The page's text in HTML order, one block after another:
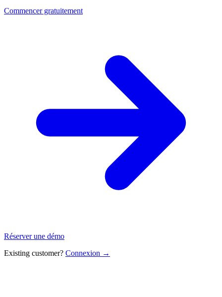
Commencer gratuitement
Réserver une démo
Existing customer? Connexion →